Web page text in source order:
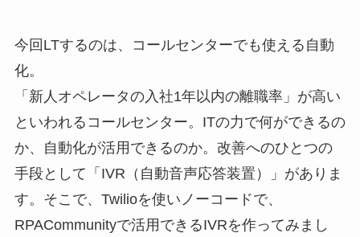
今回LTするのは、コールセンターでも使える自動
化。
「新人オペレータの入社1年以内の離職率」が高い
といわれるコールセンター。ITの力で何ができるの
か、自動化が活用できるのか。改善へのひとつの
手段として「IVR（自動音声応答装置）」がありま
す。そこで、Twilioを使いノーコードで、
RPACommunityで活用できるIVRを作ってみまし